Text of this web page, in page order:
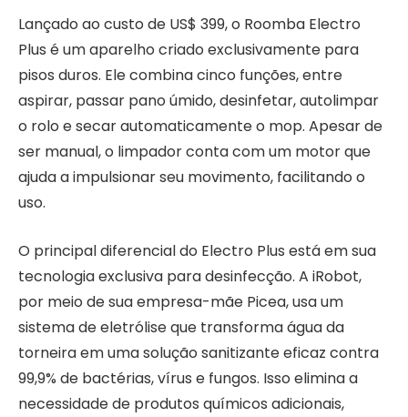
Lançado ao custo de US$ 399, o Roomba Electro
Plus é um aparelho criado exclusivamente para
pisos duros. Ele combina cinco funções, entre
aspirar, passar pano úmido, desinfetar, autolimpar
o rolo e secar automaticamente o mop. Apesar de
ser manual, o limpador conta com um motor que
ajuda a impulsionar seu movimento, facilitando o
uso.
O principal diferencial do Electro Plus está em sua
tecnologia exclusiva para desinfecção. A iRobot,
por meio de sua empresa-mãe Picea, usa um
sistema de eletrólise que transforma água da
torneira em uma solução sanitizante eficaz contra
99,9% de bactérias, vírus e fungos. Isso elimina a
necessidade de produtos químicos adicionais,